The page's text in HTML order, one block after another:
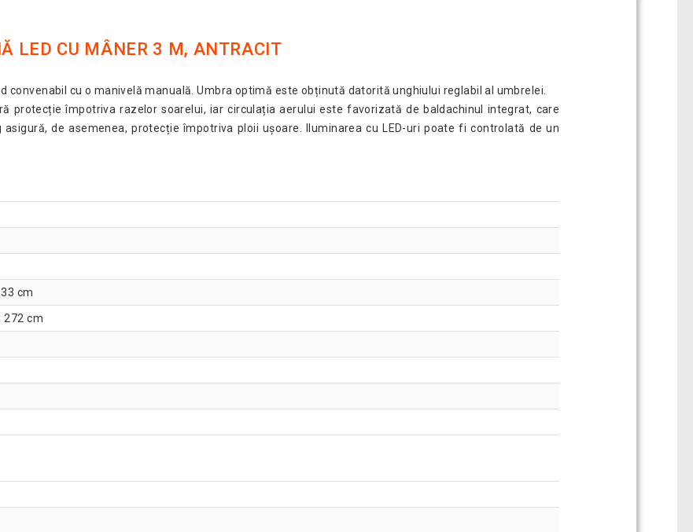
LED CU MÂNER 3 M, ANTRACIT
convenabil cu o manivelă manuală. Umbra optimă este obținută datorită unghiului reglabil al umbrelei.
protecție împotriva razelor soarelui, iar circulația aerului este favorizată de baldachinul integrat, care
de asemenea, protecție împotriva ploii ușoare. Iluminarea cu LED-uri poate fi controlată de un
cm
272 cm